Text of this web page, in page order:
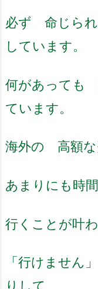
必ず 命じら
しています。
何があっても
ています。
海外の 高額
あまりにも時
行くことが叶
「行けませ
りして